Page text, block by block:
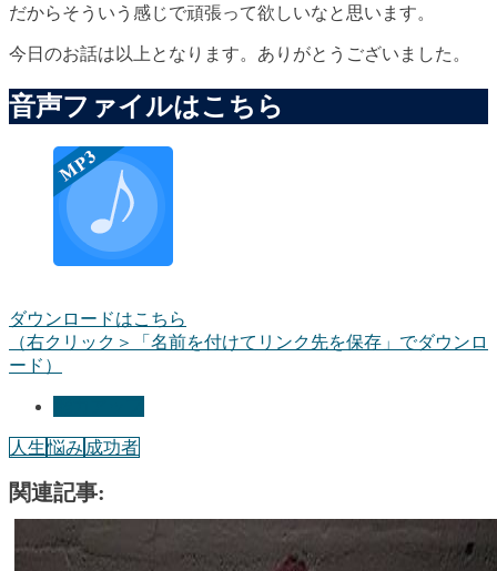
だからそういう感じで頑張って欲しいなと思います。
今日のお話は以上となります。ありがとうございました。
音声ファイルはこちら
ダウンロードはこちら
（右クリック＞「名前を付けてリンク先を保存」でダウンロ
ード）
人生悩み 成功者
関連記事: